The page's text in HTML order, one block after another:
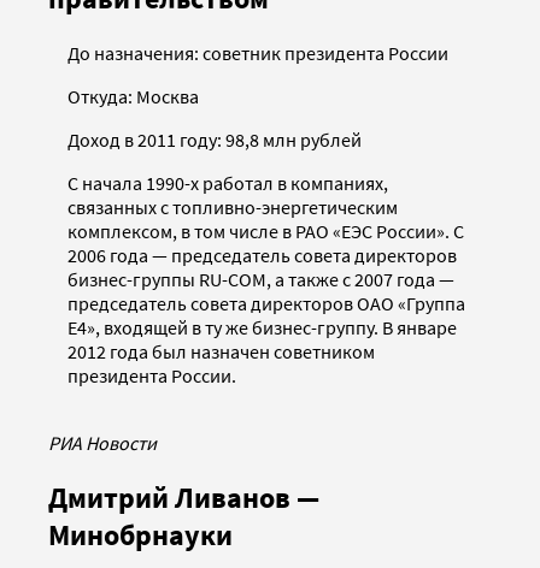
До назначения: советник президента России
Откуда: Москва
Доход в 2011 году: 98,8 млн рублей
С начала 1990-х работал в компаниях,
связанных с топливно-энергетическим
комплексом, в том числе в РАО «ЕЭС России». С
2006 года — председатель совета директоров
бизнес-группы RU-COM, а также с 2007 года —
председатель совета директоров ОАО «Группа
Е4», входящей в ту же бизнес-группу. В январе
2012 года был назначен советником
президента России.
РИА Новости
Дмитрий Ливанов —
Минобрнауки